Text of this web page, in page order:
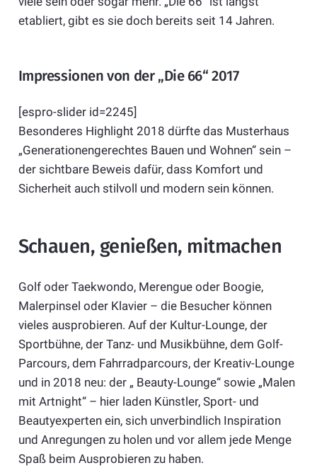
etabliert, gibt es sie doch bereits seit 14 Jahren.
Impressionen von der „Die 66“ 2017
[espro-slider id=2245]
Besonderes Highlight 2018 dürfte das Musterhaus
„Generationengerechtes Bauen und Wohnen“ sein –
der sichtbare Beweis dafür, dass Komfort und
Sicherheit auch stilvoll und modern sein können.
Schauen, genießen, mitmachen
Golf oder Taekwondo, Merengue oder Boogie,
Malerpinsel oder Klavier – die Besucher können
vieles ausprobieren. Auf der Kultur-Lounge, der
Sportbühne, der Tanz- und Musikbühne, dem Golf-
Parcours, dem Fahrradparcours, der Kreativ-Lounge
und in 2018 neu: der „ Beauty-Lounge“ sowie „Malen
mit Artnight“ – hier laden Künstler, Sport- und
Beautyexperten ein, sich unverbindlich Inspiration
und Anregungen zu holen und vor allem jede Menge
Spaß beim Ausprobieren zu haben.